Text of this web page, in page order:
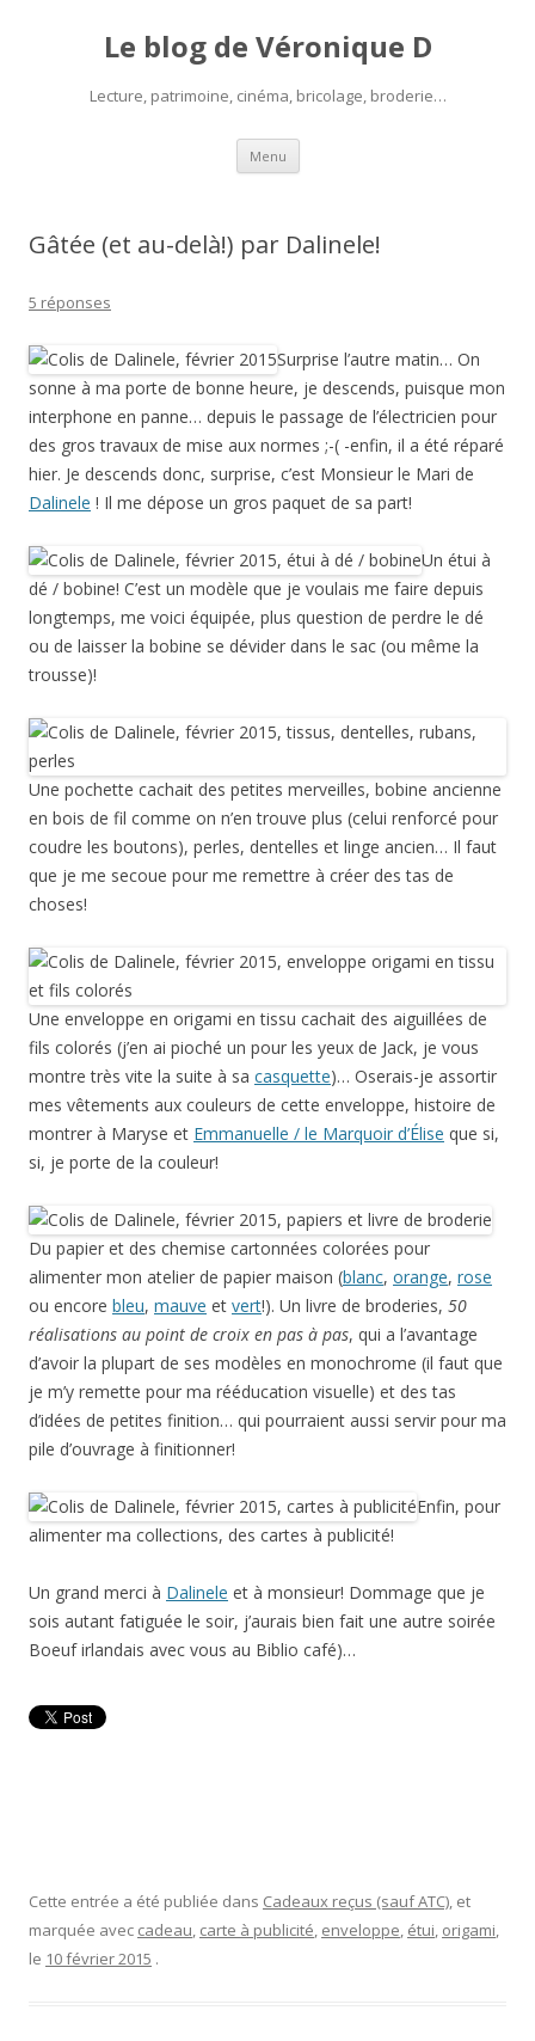
Le blog de Véronique D
Lecture, patrimoine, cinéma, bricolage, broderie…
Menu Aller
contenu
Gâtée (et au-delà!) par Dalinele!
5 réponses
Surprise l’autre matin… On
sonne à ma porte de bonne heure, je descends, puisque mon
interphone en panne… depuis le passage de l’électricien pour
des gros travaux de mise aux normes ;-( -enfin, il a été réparé
hier. Je descends donc, surprise, c’est Monsieur le Mari de
Dalinele ! Il me dépose un gros paquet de sa part!
Un étui à
dé / bobine! C’est un modèle que je voulais me faire depuis
longtemps, me voici équipée, plus question de perdre le dé
ou de laisser la bobine se dévider dans le sac (ou même la
trousse)!
Une pochette cachait des petites merveilles, bobine ancienne
en bois de fil comme on n’en trouve plus (celui renforcé pour
coudre les boutons), perles, dentelles et linge ancien… Il faut
que je me secoue pour me remettre à créer des tas de
choses!
Une enveloppe en origami en tissu cachait des aiguillées de
fils colorés (j’en ai pioché un pour les yeux de Jack, je vous
montre très vite la suite à sa casquette)… Oserais-je assortir
mes vêtements aux couleurs de cette enveloppe, histoire de
montrer à Maryse et Emmanuelle / le Marquoir d’Élise que si,
si, je porte de la couleur!
Du papier et des chemise cartonnées colorées pour
alimenter mon atelier de papier maison (blanc, orange, rose
ou encore bleu, mauve et vert!). Un livre de broderies, 50
réalisations au point de croix en pas à pas, qui a l’avantage
d’avoir la plupart de ses modèles en monochrome (il faut que
je m’y remette pour ma rééducation visuelle) et des tas
d’idées de petites finition… qui pourraient aussi servir pour ma
pile d’ouvrage à finitionner!
Enfin, pour
alimenter ma collections, des cartes à publicité!
Un grand merci à Dalinele et à monsieur! Dommage que je
sois autant fatiguée le soir, j’aurais bien fait une autre soirée
Boeuf irlandais avec vous au Biblio café)…
Cette entrée a été publiée dans Cadeaux reçus (sauf ATC), et
marquée avec cadeau, carte à publicité, enveloppe, étui, origami,
le 10 février 2015 .